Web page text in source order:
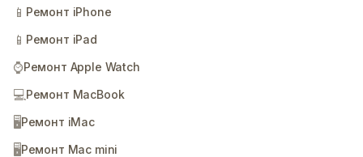
📱 Ремонт iPhone
📱 Ремонт iPad
⌚Ремонт Apple Watch
💻Ремонт MacBook
🖥️Ремонт iMac
🖥️Ремонт Mac mini